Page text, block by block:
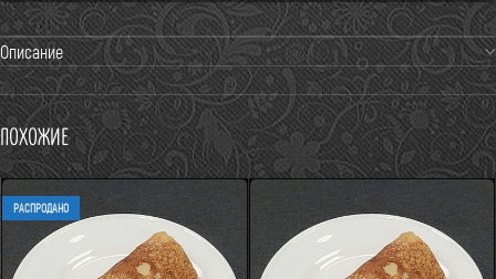
Описание
Похожие
РАСПРОДАНО